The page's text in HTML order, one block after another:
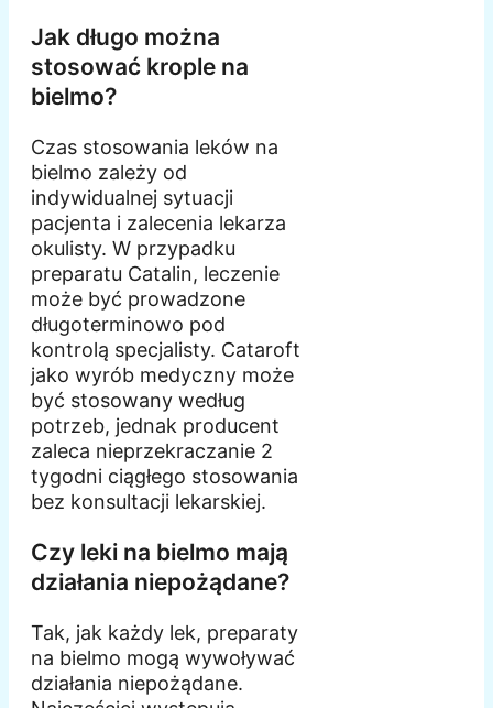
Jak długo można
stosować krople na
bielmo?
Czas stosowania leków na
bielmo zależy od
indywidualnej sytuacji
pacjenta i zalecenia lekarza
okulisty. W przypadku
preparatu Catalin, leczenie
może być prowadzone
długoterminowo pod
kontrolą specjalisty. Cataroft
jako wyrób medyczny może
być stosowany według
potrzeb, jednak producent
zaleca nieprzekraczanie 2
tygodni ciągłego stosowania
bez konsultacji lekarskiej.
Czy leki na bielmo mają
działania niepożądane?
Tak, jak każdy lek, preparaty
na bielmo mogą wywoływać
działania niepożądane.